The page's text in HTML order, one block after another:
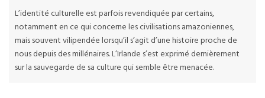
L’identité culturelle est parfois revendiquée par certains,
notamment en ce qui concerne les civilisations amazoniennes,
mais souvent vilipendée lorsqu’il s’agit d’une histoire proche de
nous depuis des millénaires. L’Irlande s’est exprimé dernièrement
sur la sauvegarde de sa culture qui semble être menacée.